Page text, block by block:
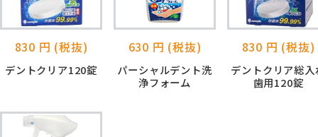
830 円 (税抜)
デントクリア120錠
630 円 (税抜)
パーシャルデント洗
浄フォーム
830 円 (税抜)
デントクリア総入
歯用120錠